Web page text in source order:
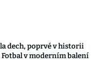
dech, poprvé v historii
v moderním balení